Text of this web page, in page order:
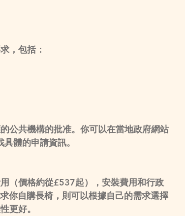
，包括：
公共機構的批准。你可以在當地政府網站
體的申請資訊。
（價格約從£537起），安裝費用和行政
你自購長椅，則可以根據自己的需求選擇
更好。